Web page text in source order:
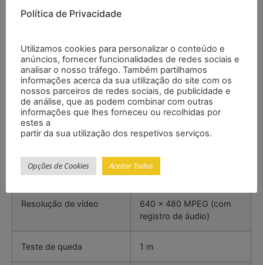
– Diâmetro da cabeça: 4,5 mm
– Registro de imagens e vídeos
– Iluminação LED
– Inclui estojo de transporte resistente
Importante: Este dispositivo não é para uso médico!
Especificações
Resolução de imagem 640 x 480 JPEG
Resolução de vídeo
640 x 480 MPEG (com
registro de áudio)
Teste de queda 1 m
Política de Privacidade
Utilizamos cookies para personalizar o conteúdo e
anúncios, fornecer funcionalidades de redes sociais e
analisar o nosso tráfego. Também partilhamos
informações acerca da sua utilização do site com os
nossos parceiros de redes sociais, de publicidade e
de análise, que as podem combinar com outras
informações que lhes forneceu ou recolhidas por
estes a
partir da sua utilização dos respetivos serviços.
Opções de Cookies Aceitar Todos